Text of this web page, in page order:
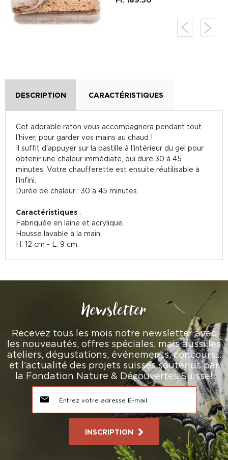
DESCRIPTION CARACTÉRISTIQUES
Cet adorable raton vous accompagnera pendant tout
l'hiver, pour garder vos mains au chaud !
Il suffit d'appuyer sur la pastille à l'intérieur du gel pour
obtenir une chaleur immédiate, qui dure 30 à 45
minutes. Votre chaufferette est ensuite réutilisable à
l'infini.
Durée de chaleur : 30 à 45 minutes.
Caractéristiques :
Fabriquée en laine et acrylique.
Housse lavable à la main.
H. 12 cm - L. 9 cm.
Newsletter
Recevez tous les mois notre newsletter avec
les nouveautés, offres spéciales, mais aussi les
ateliers, dégustations, événements, concours…
et l’actualité des projets suisses soutenus par
la Fondation Nature & Découvertes Suisse!
INSCRIPTION